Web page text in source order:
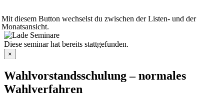
Mit diesem Button wechselst du zwischen der Listen- und der
Monatsansicht.
Diese seminar hat bereits stattgefunden.
×
Wahlvorstandsschulung – normales
Wahlverfahren